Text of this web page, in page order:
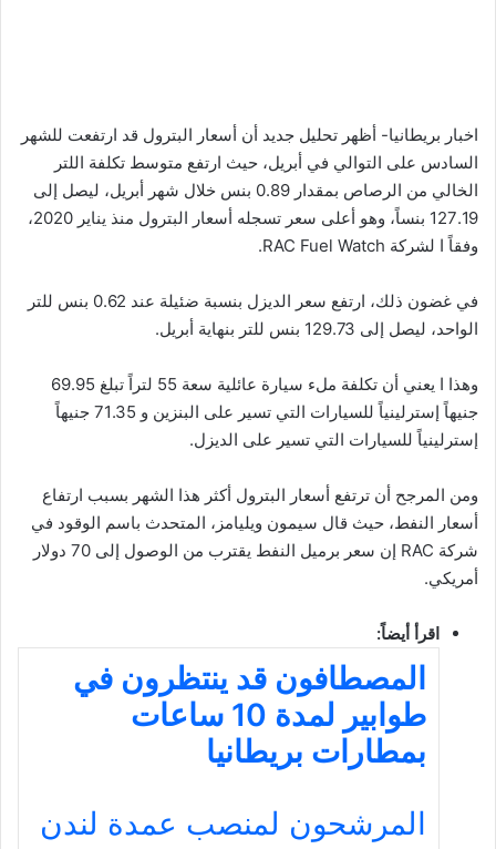
اخبار بريطانيا- أظهر تحليل جديد أن أسعار البترول قد ارتفعت للشهر
السادس على التوالي في أبريل، حيث ارتفع متوسط ​​تكلفة اللتر
الخالي من الرصاص بمقدار 0.89 بنس خلال شهر أبريل، ليصل إلى
127.19 بنساً، وهو أعلى سعر تسجله أسعار البترول منذ يناير 2020،
وفقاً ا لشركة RAC Fuel Watch.
في غضون ذلك، ارتفع سعر الديزل بنسبة ضئيلة عند 0.62 بنس للتر
الواحد، ليصل إلى 129.73 بنس للتر بنهاية أبريل.
وهذا ا يعني أن تكلفة ملء سيارة عائلية سعة 55 لتراً تبلغ 69.95
جنيهاً إسترلينياً للسيارات التي تسير على البنزين و 71.35 جنيهاً
إسترلينياً للسيارات التي تسير على الديزل.
ومن المرجح أن ترتفع أسعار البترول أكثر هذا الشهر بسبب ارتفاع
أسعار النفط، حيث قال سيمون ويليامز، المتحدث باسم الوقود في
شركة RAC إن سعر برميل النفط يقترب من الوصول إلى 70 دولار
أمريكي.
اقرأ أيضاً:
المصطافون قد ينتظرون في
طوابير لمدة 10 ساعات
بمطارات بريطانيا
المرشحون لمنصب عمدة لندن